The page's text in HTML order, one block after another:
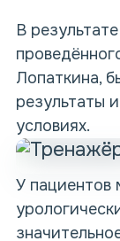
В
Лопаткина,
результаты
условиях.
У пациентов